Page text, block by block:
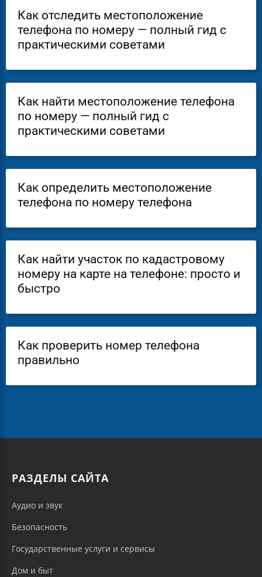
Как отследить местоположение
телефона по номеру — полный гид с
практическими советами
Как найти местоположение телефона
по номеру — полный гид с
практическими советами
Как определить местоположение
телефона по номеру телефона
Как найти участок по кадастровому
номеру на карте на телефоне: просто и
быстро
Как проверить номер телефона
правильно
РАЗДЕЛЫ САЙТА
Аудио и звук
Безопасность
Государственные услуги и сервисы
Дом и быт